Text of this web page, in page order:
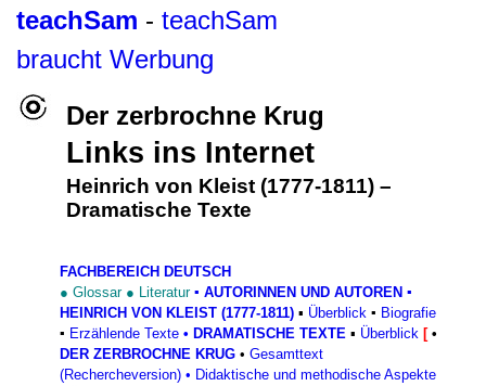
teachSam - teachSam
braucht Werbung
Der zerbrochne Krug
Links ins Internet
Heinrich von Kleist (1777-1811) –
Dramatische Texte
FACHBEREICH DEUTSCH
● Glossar ● Literatur ▪ AUTORINNEN UND AUTOREN ▪
HEINRICH VON KLEIST (1777-1811) ▪ Überblick ▪ Biografie
▪ Erzählende Texte • DRAMATISCHE TEXTE ▪ Überblick [ •
DER ZERBROCHNE KRUG • Gesamttext
(Rechercheversion) • Didaktische und methodische Aspekte